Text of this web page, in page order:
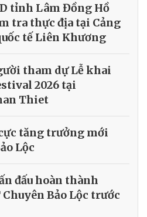
tỉnh Lâm Đồng Hồ
tra thực địa tại Cảng
tế Liên Khương
tham dự Lễ khai
2026 tại
Thiet
tăng trưởng mới
Lộc
đấu hoàn thành
Bảo Lộc trước